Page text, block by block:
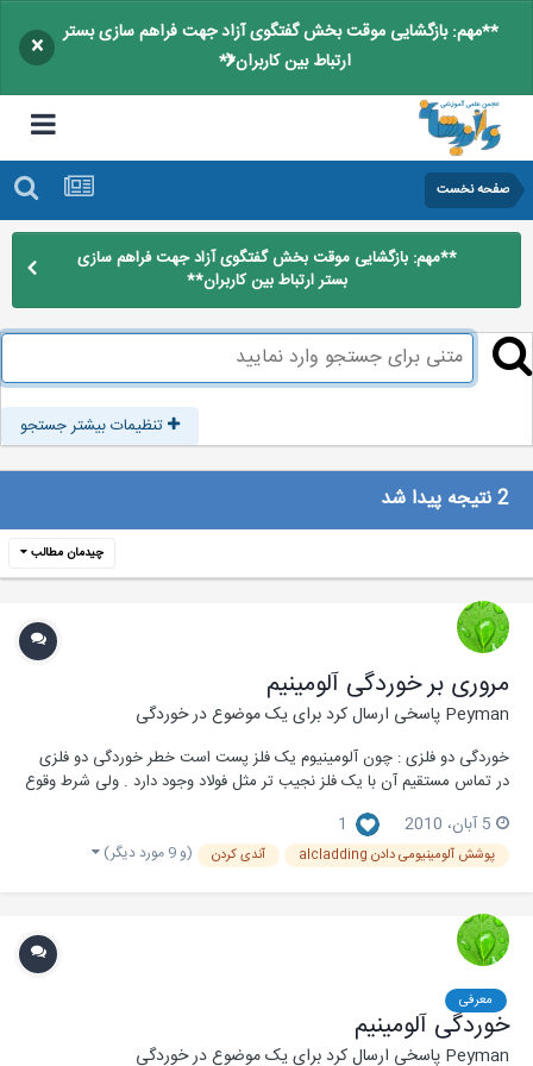
**مهم: بازگشایی موقت بخش گفتگوی آزاد جهت فراهم سازی بستر
ارتباط بین کاربران**
×
صفحه نخست
**مهم: بازگشایی موقت بخش گفتگوی آزاد جهت فراهم سازی
بستر ارتباط بین کاربران**
تنظیمات بیشتر جستجو
چیدمان مطالب
مروری بر خوردگی آلومینیم
Peymanپاسخی ارسال کرد برای یک موضوع درخوردگی
خوردگی دو فلزی : چون آلومینیوم یک فلز پست است خطر خوردگی دو فلزی
در تماس مستقیم آن با یک فلز نجیب تر مثل فولاد وجود دارد . ولی شرط وقوع
فضای بسته خشک به وجود نمی آید و خطر حمله خوردگی دو فلزی در اتمسفر
باز وجود دارد . البته این نوع خ...
5 آبان، 2010 1
پوشش آلومینیومی دادن alcladding آندی کردن (و 9 مورد دیگر)
معرفی
خوردگی آلومینیم
Peymanپاسخی ارسال کرد برای یک موضوع درخوردگی